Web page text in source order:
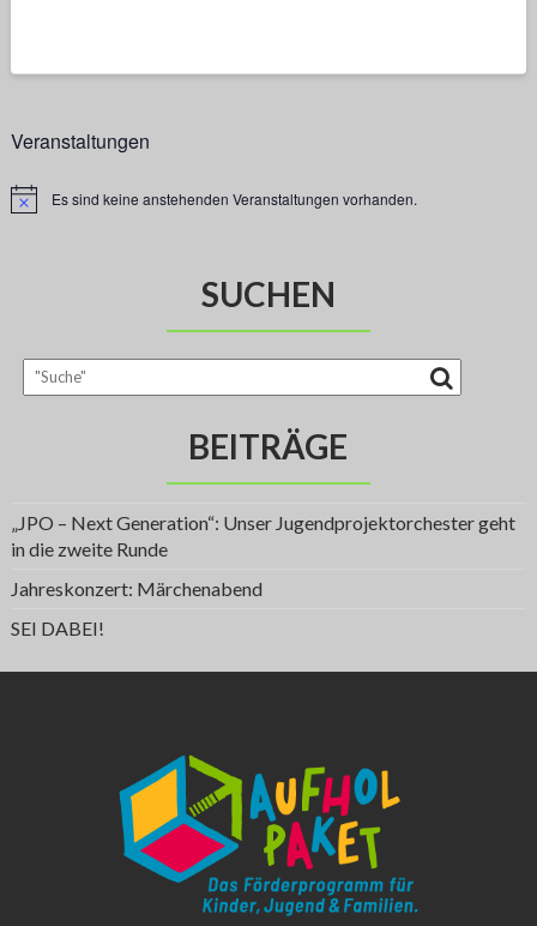
Veranstaltungen
H
Es sind keine anstehenden Veranstaltungen vorhanden.
SUCHEN
BEITRÄGE
„JPO – Next Generation“: Unser Jugendprojektorchester geht
in die zweite Runde
Jahreskonzert: Märchenabend
SEI DABEI!